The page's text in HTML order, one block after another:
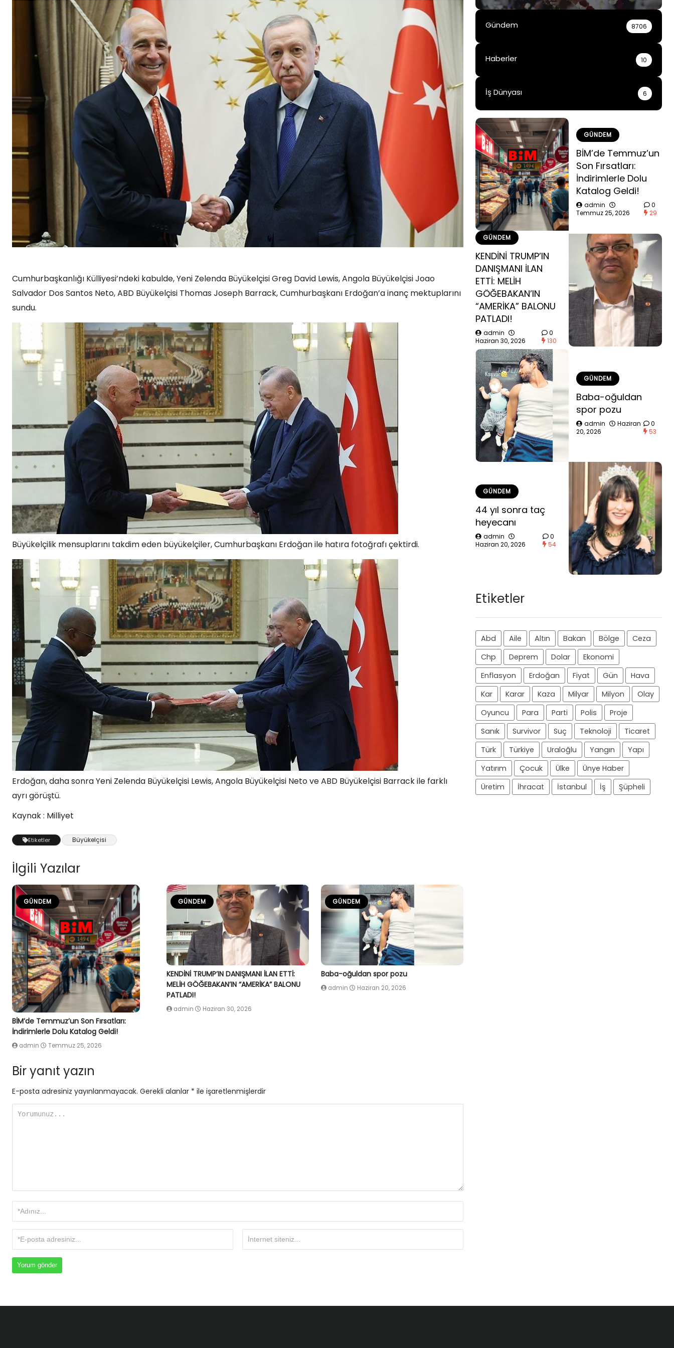
Cumhurbaşkanlığı Külliyesi’ndeki kabulde, Yeni Zelenda Büyükelçisi Greg David Lewis, Angola Büyükelçisi Joao
Salvador Dos Santos Neto, ABD Büyükelçisi Thomas Joseph Barrack, Cumhurbaşkanı Erdoğan’a inanç mektuplarını
sundu.
Büyükelçilik mensuplarını takdim eden büyükelçiler, Cumhurbaşkanı Erdoğan ile hatıra fotoğrafı çektirdi.
Erdoğan, daha sonra Yeni Zelenda Büyükelçisi Lewis, Angola Büyükelçisi Neto ve ABD Büyükelçisi Barrack ile farklı
ayrı görüştü.
Kaynak : Milliyet
Etiketler Büyükelçisi
İlgili Yazılar
GÜNDEM
BİM’de Temmuz’un Son Fırsatları:
İndirimlerle Dolu Katalog Geldi!
admin Temmuz 25, 2026
GÜNDEM
KENDİNİ TRUMP’IN DANIŞMANI İLAN ETTİ:
MELİH GÖĞEBAKAN’IN “AMERİKA” BALONU
PATLADI!
admin Haziran 30, 2026
GÜNDEM
Baba-oğuldan spor pozu
admin Haziran 20, 2026
Bir yanıt yazın
E-posta adresiniz yayınlanmayacak. Gerekli alanlar * ile işaretlenmişlerdir
Gündem 8706
Haberler 10
İş Dünyası 6
GÜNDEM
BİM’de Temmuz’un
Son Fırsatları:
İndirimlerle Dolu
Katalog Geldi!
admin
Temmuz 25, 2026
0
29
GÜNDEM
KENDİNİ TRUMP’IN
DANIŞMANI İLAN
ETTİ: MELİH
GÖĞEBAKAN’IN
“AMERİKA” BALONU
PATLADI!
admin
Haziran 30, 2026
0
130
GÜNDEM
Baba-oğuldan
spor pozu
admin
Haziran
20, 2026
0
53
GÜNDEM
44 yıl sonra taç
heyecanı
admin
Haziran 20, 2026
0
54
Etiketler
Abd Aile Altın Bakan Bölge
Ceza
Chp
Deprem Dolar
Ekonomi
Enflasyon
Erdoğan Fiyat Gün
Hava
Kar
Karar Kaza Milyar Milyon
Olay
Oyuncu
Para Parti Polis
Proje
Sanık
Survivor Suç Teknoloji
Ticaret
Türk
Türkiye Uraloğlu Yangın
Yapı
Yatırım
Çocuk Ülke
Ünye Haber
Üretim
İhracat İstanbul İş Şüpheli